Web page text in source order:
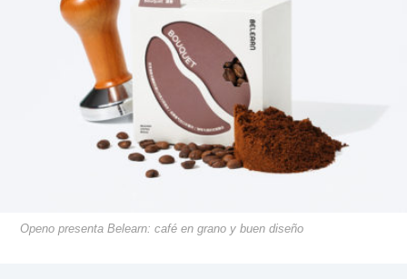
Openo presenta Belearn: café en grano y buen diseño